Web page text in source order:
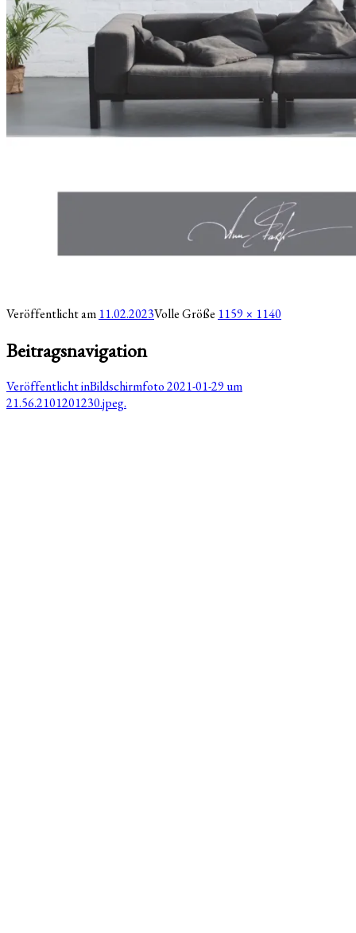
Veröffentlicht am 11.02.2023Volle Größe 1159 × 1140
Beitragsnavigation
Veröffentlicht inBildschirmfoto 2021-01-29 um
21.56.2101201230.jpeg.